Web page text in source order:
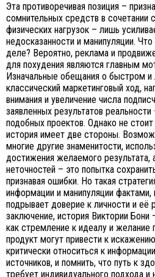
Эта противоречивая позиция –
сомнительных средств в сочетании
физических нагрузок – лишь
недосказанности и манипуляции.
деле? Вероятно, реклама и
для похудения являются главным
Изначальные обещания о быстром и
классический маркетинговый ход,
внимания и увеличение числа
заявленных результатов
подобных проектов. Однако не
история имеет две стороны.
многие другие знаменитости,
достижения желаемого результата,
неточностей – это попытка
признавая ошибки. Но такая
информации и манипуляции фактами,
подрывает доверие к личности и её
заключение, история Виктории Бони
как стремление к идеалу и желание
продукт могут привести к
критически относиться к
источников, и помнить, что путь к
требует индивидуального подхода